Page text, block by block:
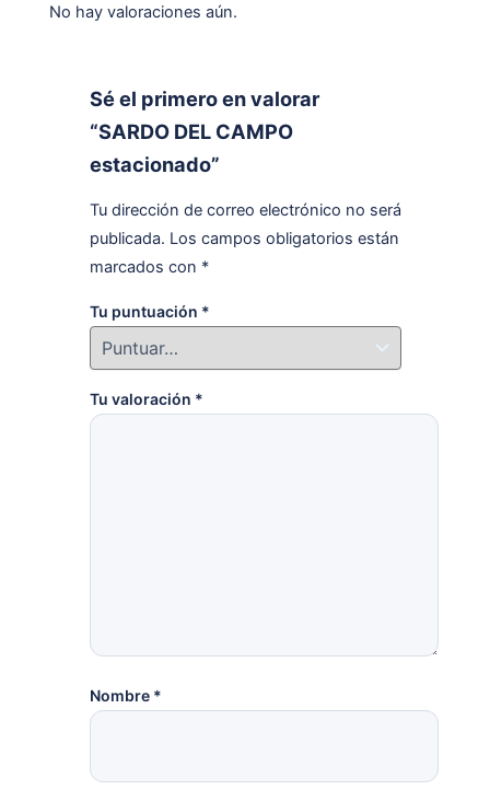
No hay valoraciones aún.
Sé el primero en valorar
“SARDO DEL CAMPO
estacionado”
Tu dirección de correo electrónico no será
publicada. Los campos obligatorios están
marcados con *
Tu puntuación *
Tu valoración *
Nombre *